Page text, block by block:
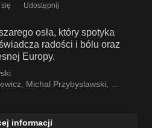
Udostępnij
osła, który spotyka
radości i bólu oraz
Europy.
Michal Przybyslawski
informacji